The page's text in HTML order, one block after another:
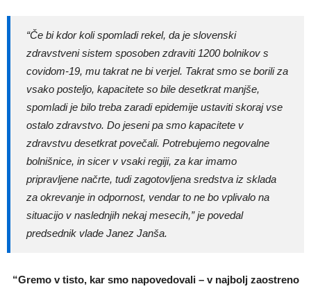
“Če bi kdor koli spomladi rekel, da je slovenski
zdravstveni sistem sposoben zdraviti 1200 bolnikov s
covidom-19, mu takrat ne bi verjel. Takrat smo se borili za
vsako posteljo, kapacitete so bile desetkrat manjše,
spomladi je bilo treba zaradi epidemije ustaviti skoraj vse
ostalo zdravstvo. Do jeseni pa smo kapacitete v
zdravstvu desetkrat povečali. Potrebujemo negovalne
bolnišnice, in sicer v vsaki regiji, za kar imamo
pripravljene načrte, tudi zagotovljena sredstva iz sklada
za okrevanje in odpornost, vendar to ne bo vplivalo na
situacijo v naslednjih nekaj mesecih,” je povedal
predsednik vlade Janez Janša.
“Gremo v tisto, kar smo napovedovali – v najbolj zaostreno